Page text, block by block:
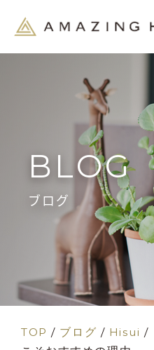
BLOG
ブログ
TOP / ブログ / Hisui /